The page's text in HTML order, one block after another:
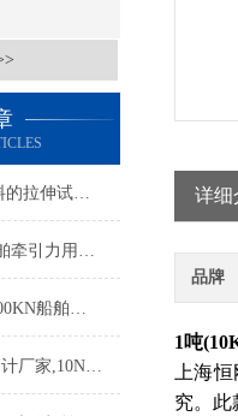
用电子试验机做属材料的拉伸试验原理
牵引拉力计,大吨位船舶牵引力用拉力计,牵引板环式拉力计
30T船用无线拉力计|300KN船舶用的拉力计|30吨拉力计型号及参数
10N手持仪表数显测力计厂家,10N手持仪表数显测力计价格
详细
品牌
1吨
上海
究。此